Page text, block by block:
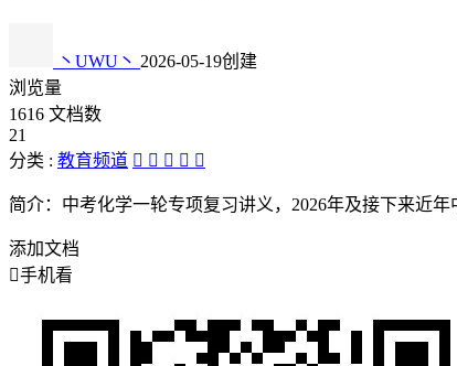
丶UWU丶 2026-05-19创建
浏览量
1616 文档数
21
分类 : 教育频道     
简介： 中考化学一轮专项复习讲义，2026年及接下来近
添加文档
手机看